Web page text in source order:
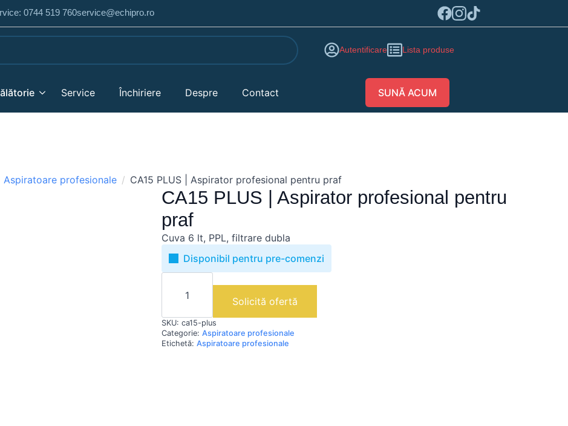
0744 519 760service@echipro.ro
Autentificare Lista produse
Service Închiriere Despre Contact SUNĂ ACUM
Aspiratoare profesionale CA15 PLUS | Aspirator profesional pentru praf
CA15 PLUS | Aspirator profesional pentru
praf
Cuva 6 lt, PPL, filtrare dubla
Disponibil pentru pre-comenzi
Cantitate
Aspirator
profesional
pentru
praf
Solicită ofertă
SKU: ca15-plus
Categorie: Aspiratoare profesionale
Etichetă: Aspiratoare profesionale